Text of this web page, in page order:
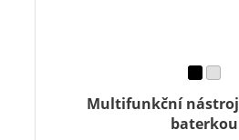
Multifunkční nástroj
baterkou